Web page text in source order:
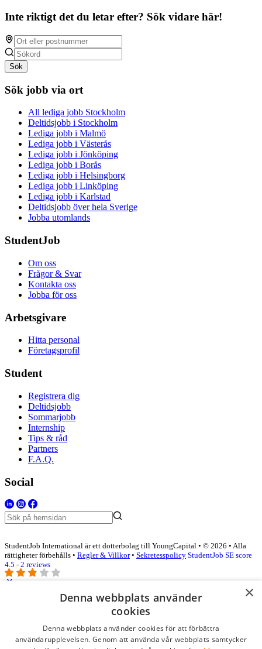
Inte riktigt det du letar efter? Sök vidare här!
Sök
Sök jobb via ort
All lediga jobb Stockholm
Deltidsjobb i Stockholm
Lediga jobb i Malmö
Lediga jobb i Västerås
Lediga jobb i Jönköping
Lediga jobb i Borås
Lediga jobb i Helsingborg
Lediga jobb i Linköping
Lediga jobb i Karlstad
Deltidsjobb över hela Sverige
Jobba utomlands
StudentJob
Om oss
Frågor & Svar
Kontakta oss
Jobba för oss
Arbetsgivare
Hitta personal
Företagsprofil
Student
Registrera dig
Deltidsjobb
Sommarjobb
Internship
Tips & råd
Partners
F.A.Q.
Social
StudentJob International är ett dotterbolag till YoungCapital • © 2026 • Alla
rättigheter förbehålls • Regler & Villkor• Sekretesspolicy StudentJob SE score
4.5 - 2 reviews
Logga in som företag
×
Denna webbplats använder
cookies
Denna webbplats använder cookies för att förbättra
användarupplevelsen. Genom att använda vår webbplats samtycker